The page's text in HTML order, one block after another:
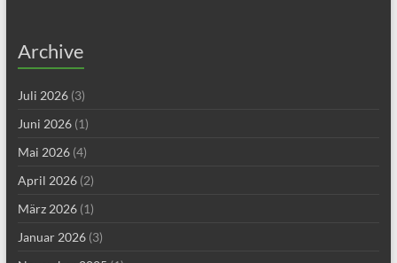
Archive
Juli 2026(3)
Juni 2026(1)
Mai 2026(4)
April 2026(2)
März 2026(1)
Januar 2026(3)